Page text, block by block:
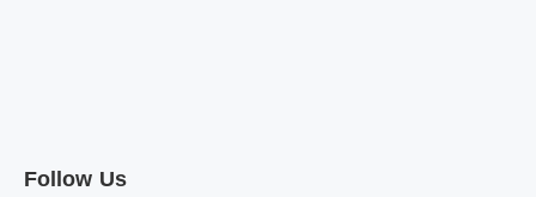
Follow Us